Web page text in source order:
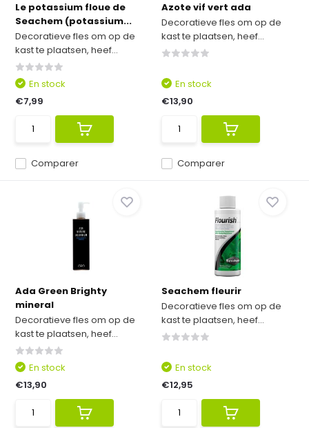
Le potassium floue de
Seachem (potassium...
Decoratieve fles om op de
kast te plaatsen, heef...
Comparer
En stock
€7,99
Azote vif vert ada
Decoratieve fles om op de
kast te plaatsen, heef...
Comparer
En stock
€13,90
Ada Green Brighty
mineral
Decoratieve fles om op de
kast te plaatsen, heef...
En stock
€13,90
Seachem fleurir
Decoratieve fles om op de
kast te plaatsen, heef...
En stock
€12,95